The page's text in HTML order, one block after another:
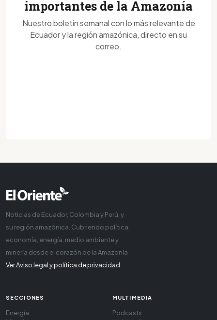
importantes de la Amazonía
Nuestro boletín semanal con lo más relevante de
Ecuador y la región amazónica, directo en su
correo.
Noticias de Ecuador, Colombia y Perú, y
su región amazónica. Cubriendo política,
economía, energía, medio ambiente y
minería desde el corazón de la Amazonía
Ver Aviso legal y política de privacidad
SECCIONES
Energía
MULTIMEDIA
Podcasts